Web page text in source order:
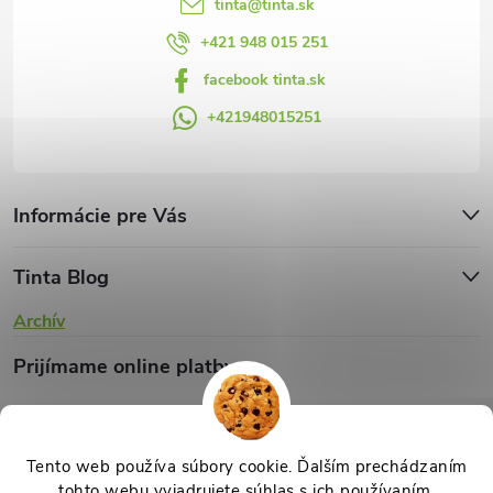
Tento web používa súbory cookie. Ďalším prechádzaním
s
u
tinta@tinta.sk
+421 948 015 251
facebook tinta.sk
+421948015251
Informácie pre Vás
Tinta Blog
Archív
Prijímame online platby